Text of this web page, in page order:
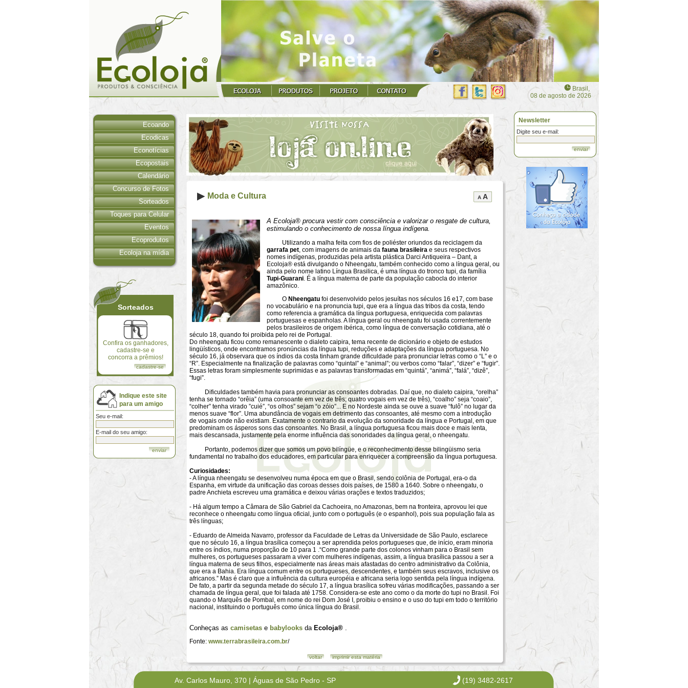
Brasil,
08 de agosto de 2026
Ecoando
Ecodicas
Econotícias
Ecopostais
Calendário
Concurso de Fotos
Sorteados
Toques para Celular
Eventos
Ecoprodutos
Ecoloja na mídia
Sorteados
Confira os ganhadores,
cadastre-se e
concorra a prêmios!
cadastre-se
Indique este site
para um amigo
Seu e-mail:
E-mail do seu amigo:
A A
Moda e Cultura
A Ecoloja® procura vestir com consciência e valorizar o resgate de cultura,
estimulando o conhecimento de nossa língua indígena.
Utilizando a malha feita com fios de poliéster oriundos da reciclagem da
garrafa pet, com imagens de animais da fauna brasileira e seus respectivos
nomes indígenas, produzidas pela artista plástica Darci Antiqueira – Dant, a
Ecoloja® está divulgando o Nheengatu, também conhecido como a língua geral, ou
ainda pelo nome latino Língua Brasilica, é uma língua do tronco tupi, da família
Tupi-Guarani. É a língua materna de parte da população cabocla do interior
amazônico.
O Nheengatu foi desenvolvido pelos jesuítas nos séculos 16 e17, com base
no vocabulário e na pronuncia tupi, que era a língua das tribos da costa, tendo
como referencia a gramática da língua portuguesa, enriquecida com palavras
portuguesas e espanholas. A língua geral ou nheengatu foi usada correntemente
pelos brasileiros de origem ibérica, como língua de conversação cotidiana, até o
século 18, quando foi proibida pelo rei de Portugal.
Do nheengatu ficou como remanescente o dialeto caipira, tema recente de dicionário e objeto de estudos
lingüísticos, onde encontramos pronúncias da língua tupi, reduções e adaptações da língua portuguesa. No
século 16, já observara que os índios da costa tinham grande dificuldade para pronunciar letras como o “L” e o
“R”. Especialmente na finalização de palavras como “quintal” e “animal”; ou verbos como “falar”, “dizer” e “fugir”.
Essas letras foram simplesmente suprimidas e as palavras transformadas em “quintá”, “animá”, “falá”, “dizê”,
“fugi”.
Dificuldades também havia para pronunciar as consoantes dobradas. Daí que, no dialeto caipira, “orelha”
tenha se tornado “orêia” (uma consoante em vez de três; quatro vogais em vez de três), “coalho” seja “coaio”,
“colher” tenha virado ”cuié”, “os olhos” sejam “o zóio”... E no Nordeste ainda se ouve a suave “fulô” no lugar da
menos suave “flor”. Uma abundância de vogais em detrimento das consoantes, até mesmo com a introdução
de vogais onde não existiam. Exatamente o contrario da evolução da sonoridade da língua e Portugal, em que
predominam os ásperos sons das consoantes. No Brasil, a língua portuguesa ficou mais doce e mais lenta,
mais descansada, justamente pela enorme influência das sonoridades da língua geral, o nheengatu.
Portanto, podemos dizer que somos um povo bilíngüe, e o reconhecimento desse bilingüismo seria
fundamental no trabalho dos educadores, em particular para enriquecer a compreensão da língua portuguesa.
Curiosidades:
- A língua nheengatu se desenvolveu numa época em que o Brasil, sendo colônia de Portugal, era-o da
Espanha, em virtude da unificação das coroas desses dois países, de 1580 a 1640. Sobre o nheengatu, o
padre Anchieta escreveu uma gramática e deixou várias orações e textos traduzidos;
- Há algum tempo a Câmara de São Gabriel da Cachoeira, no Amazonas, bem na fronteira, aprovou lei que
reconhece o nheengatu como língua oficial, junto com o português (e o espanhol), pois sua população fala as
três línguas;
- Eduardo de Almeida Navarro, professor da Faculdade de Letras da Universidade de São Paulo, esclarece
que no século 16, a língua brasílica começou a ser aprendida pelos portugueses que, de início, eram minoria
entre os índios, numa proporção de 10 para 1 .“Como grande parte dos colonos vinham para o Brasil sem
mulheres, os portugueses passaram a viver com mulheres indígenas, assim, a língua brasílica passou a ser a
língua materna de seus filhos, especialmente nas áreas mais afastadas do centro administrativo da Colônia,
que era a Bahia. Era língua comum entre os portugueses, descendentes, e também seus escravos, inclusive os
africanos.” Mas é claro que a influência da cultura européia e africana seria logo sentida pela língua indígena.
De fato, a partir da segunda metade do século 17, a língua brasílica sofreu várias modificações, passando a ser
chamada de língua geral, que foi falada até 1758. Considera-se este ano como o da morte do tupi no Brasil. Foi
quando o Marquês de Pombal, em nome do rei Dom José I, proibiu o ensino e o uso do tupi em todo o território
nacional, instituindo o português como única língua do Brasil.
Conheças as camisetas e babylooks da Ecoloja® .
Fonte: www.terrabrasileira.com.br/
voltar imprimir esta matéria
Newsletter
Digite seu e-mail:
enviar
Av. Carlos Mauro, 370 | Águas de São Pedro - SP (19) 3482-2617